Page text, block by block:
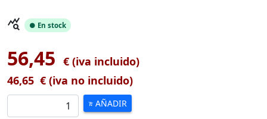
● En stock
query_stats
56,45 € (iva incluido)
46,65 € (iva no incluido)
add_shopping_cart AÑADIR